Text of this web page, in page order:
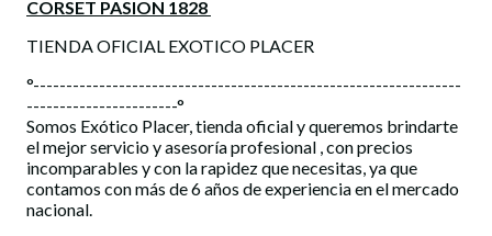
CORSET PASION 1828
TIENDA OFICIAL EXOTICO PLACER
°-----------------------------------------------------------------
-----------------------°
Somos Exótico Placer, tienda oficial y queremos brindarte
el mejor servicio y asesoría profesional , con precios
incomparables y con la rapidez que necesitas, ya que
contamos con más de 6 años de experiencia en el mercado
nacional.